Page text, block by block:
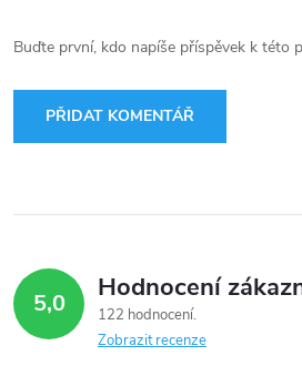
Buďte první, kdo napíše příspěvek k této
PŘIDAT KOMENTÁŘ
5,0 Hodnocení
122 hodnocení
Zobrazit recenze